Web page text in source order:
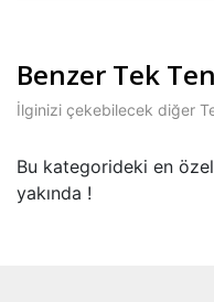
Benzer Tek
İlginizi çekebilecek diğer
Bu kategorideki en
yakında !